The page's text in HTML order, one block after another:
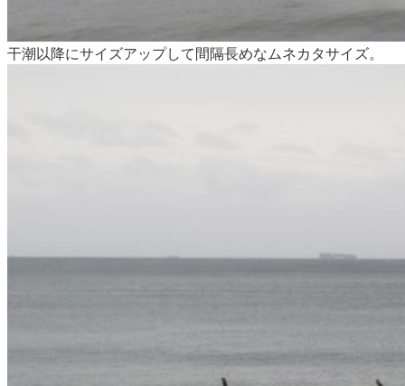
干潮以降にサイズアップして間隔長めなムネカタサイズ。